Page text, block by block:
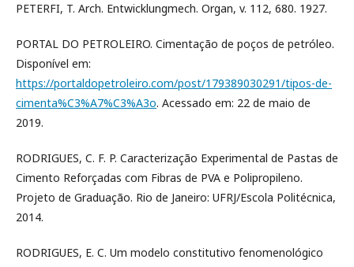
PETERFI, T. Arch. Entwicklungmech. Organ, v. 112, 680. 1927.
PORTAL DO PETROLEIRO. Cimentação de poços de petróleo.
Disponível em:
https://portaldopetroleiro.com/post/179389030291/tipos-de-
cimenta%C3%A7%C3%A3o. Acessado em: 22 de maio de
2019.
RODRIGUES, C. F. P. Caracterização Experimental de Pastas de
Cimento Reforçadas com Fibras de PVA e Polipropileno.
Projeto de Graduação. Rio de Janeiro: UFRJ/Escola Politécnica,
2014.
RODRIGUES, E. C. Um modelo constitutivo fenomenológico